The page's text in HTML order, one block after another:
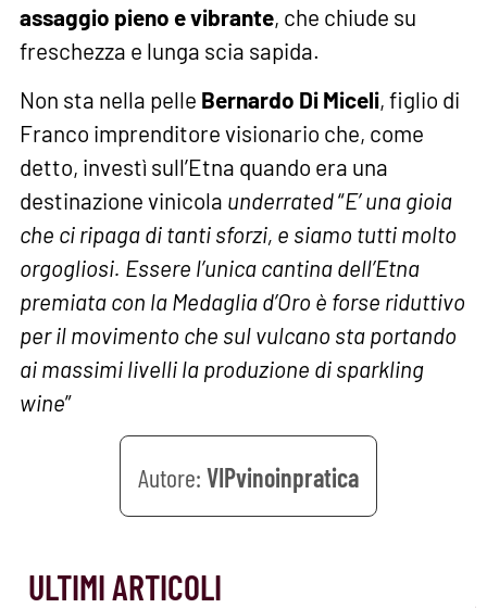
assaggio pieno e vibrante, che chiude su
freschezza e lunga scia sapida.
Non sta nella pelle Bernardo Di Miceli, figlio di
Franco imprenditore visionario che, come
detto, investì sull’Etna quando era una
destinazione vinicola underrated“E’ una gioia
che ci ripaga di tanti sforzi, e siamo tutti molto
orgogliosi. Essere l’unica cantina dell’Etna
premiata con la Medaglia d’Oro è forse riduttivo
per il movimento che sul vulcano sta portando
ai massimi livelli la produzione di sparkling
wine”
VIPvinoinpratica
ULTIMI ARTICOLI